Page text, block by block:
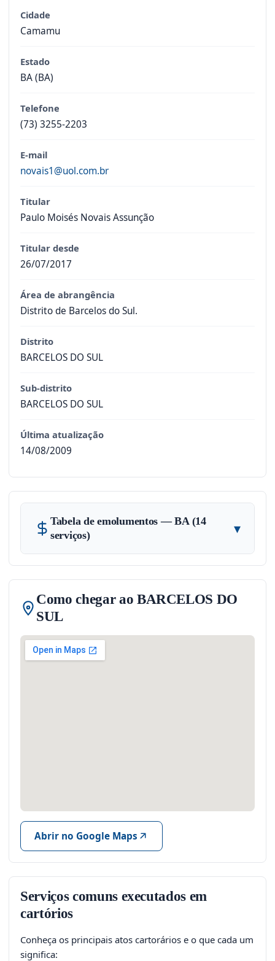
Cidade
Camamu
Estado
BA (BA)
Telefone
(73) 3255-2203
E-mail
novais1@uol.com.br
Titular
Paulo Moisés Novais Assunção
Titular desde
26/07/2017
Área de abrangência
Distrito de Barcelos do Sul.
Distrito
BARCELOS DO SUL
Sub-distrito
BARCELOS DO SUL
Última atualização
14/08/2009
Tabela de emolumentos — BA (14
serviços)
▾
Como chegar ao BARCELOS DO
SUL
Abrir no Google Maps
Serviços comuns executados em
cartórios
Conheça os principais atos cartorários e o que cada um
significa: